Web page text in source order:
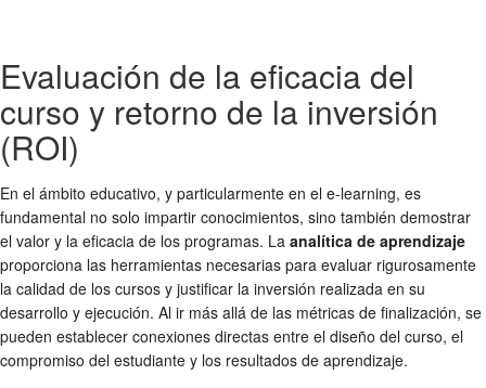
Evaluación de la eficacia del
curso y retorno de la inversión
(ROI)
En el ámbito educativo, y particularmente en el e-learning, es
fundamental no solo impartir conocimientos, sino también demostrar
el valor y la eficacia de los programas. La analítica de aprendizaje
proporciona las herramientas necesarias para evaluar rigurosamente
la calidad de los cursos y justificar la inversión realizada en su
desarrollo y ejecución. Al ir más allá de las métricas de finalización, se
pueden establecer conexiones directas entre el diseño del curso, el
compromiso del estudiante y los resultados de aprendizaje.